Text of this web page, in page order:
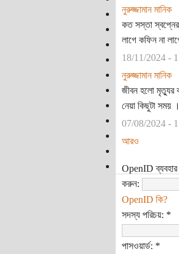
নুরুজ্জামান মানিক
কত সস্তা
লাগে কফিন না
18/11/2024 -
নুরুজ্জামান মানিক
জীবন হলো মৃত্যুর
নেয়া কিছুটা সময় ।
07/08/2024 -
আরও
OpenID
করুন:
OpenID কি?
সদস্য পরিচয়: *
পাসওয়ার্ড: *